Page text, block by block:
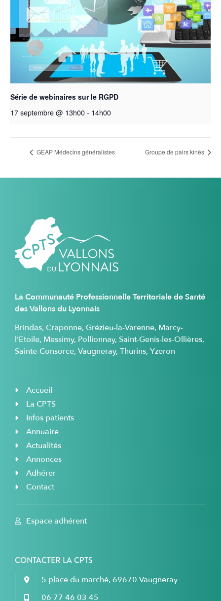
Série de webinaires sur le RGPD
17 septembre @ 13h00- 14h00
GEAP Médecins généralistes Groupe de pairs kinés
La Communauté Professionnelle Territoriale de Santé
des Vallons du Lyonnais
Brindas, Craponne, Grézieu-la-Varenne, Marcy-
l’Etoile, Messimy, Pollionnay, Saint-Genis-les-Ollières,
Sainte-Consorce, Vaugneray, Thurins, Yzeron
Accueil
La CPTS
Infos patients
Annuaire
Actualités
Annonces
Adhérer
Contact
Espace adhérent
CONTACTER LA CPTS
5 place du marché, 69670 Vaugneray
06 77 46 03 45